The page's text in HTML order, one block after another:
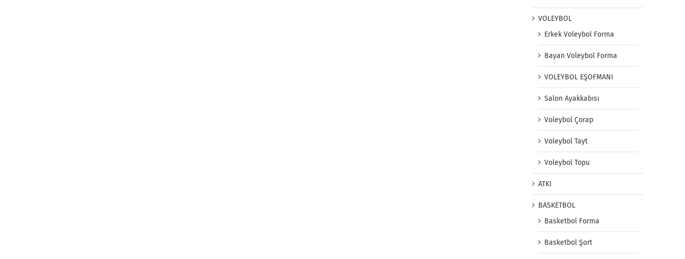
VOLEYBOL
Erkek Voleybol Forma
Bayan Voleybol Forma
VOLEYBOL EŞOFMANI
Salon Ayakkabısı
Voleybol Çorap
Voleybol Tayt
Voleybol Topu
ATKI
BASKETBOL
Basketbol Forma
Basketbol Şort